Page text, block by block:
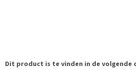
Dit product is te vinden in de volgende